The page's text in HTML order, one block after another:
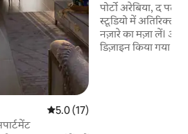
औसत रेटिंग 5 में से 5.0, 17 समीक्षाएँ
5.0 (17)
पोर्टो अरेबिया, द
स्टूडियो में अतिरिक्त
नज़ारे का मज़ा लें।
डिज़ाइन किया गया है